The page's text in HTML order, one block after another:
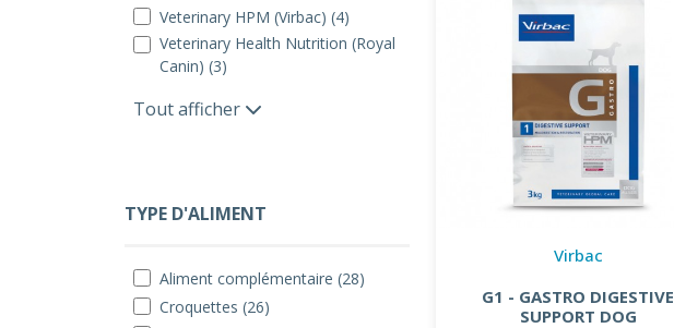
Veterinary HPM (Virbac) (4)
Veterinary Health Nutrition (Royal
Canin) (3)
Tout afficher
TYPE D'ALIMENT
Aliment complémentaire (28)
Croquettes (26)
Virbac
G1 - GASTRO DIGESTIVE
SUPPORT DOG